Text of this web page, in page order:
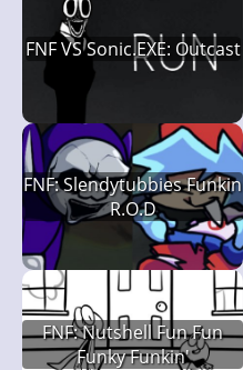
FNF VS Sonic.EXE: Outcast
FNF: Slendytubbies Funkin
R.O.D
FNF: Nutshell Fun Fun
Funky Funkin'